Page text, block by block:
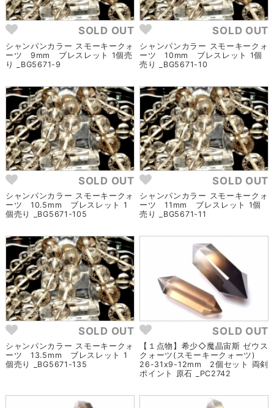
SOLD OUT
シャンパンカラー スモーキークォ
ーツ 9mm ブレスレット 1個売
り _BG5671-9
SOLD OUT
シャンパンカラー スモーキークォ
ーツ 10mm ブレスレット 1個
売り _BG5671-10
SOLD OUT
シャンパンカラー スモーキークォ
ーツ 10.5mm ブレスレット 1
個売り _BG5671-105
SOLD OUT
シャンパンカラー スモーキークォ
ーツ 11mm ブレスレット 1個
売り _BG5671-11
SOLD OUT
シャンパンカラー スモーキークォ
ーツ 13.5mm ブレスレット 1
個売り _BG5671-135
SOLD OUT
【１点物】希少◇魔晶宙斯 ゼウス
クォーツ(スモーキークォーツ)
26-31x9-12mm 2個セット 両剣
ポイント 原石 _PC2742